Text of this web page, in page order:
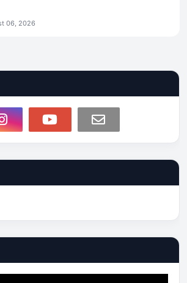
06, 2026